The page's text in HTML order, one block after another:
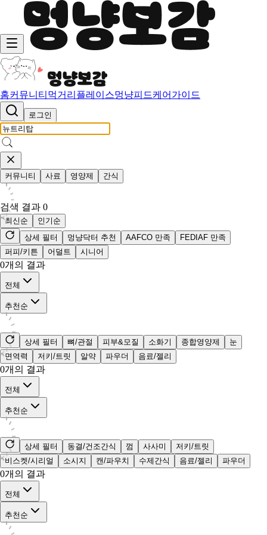
홈커뮤니티 먹거리 플레이스멍냥피드케어가이드
로그인
커뮤니티 사료 영양제 간식
검색 결과 0
최신순
인기순
상세 필터
멍냥닥터 추천 AAFCO 만족
FEDIAF 만족
퍼피/키튼
어덜트 시니어
0개의 결과
전체
추천순
상세 필터 뼈/관절 피부&모질 소화기 종합영양제
눈
면역력
저키/트릿 알약 파우더 음료/젤리
0개의 결과
전체
추천순
상세 필터 동결/건조간식 껌 사사미
저키/트릿
비스켓/시리얼
소시지 캔/파우치 수제간식 음료/젤리 파우더
0개의 결과
전체
추천순